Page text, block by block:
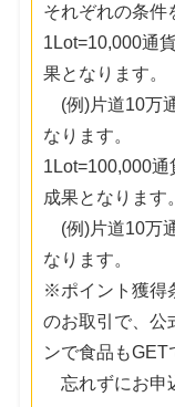
それぞれの条件
1Lot=10,000通
果となります。
(例)片道10万
なります。
1Lot=100,000
成果となります。
(例)片道10万
なります。
※ポイント獲得
のお取引で、公
ンで食品もGET
忘れずにお申